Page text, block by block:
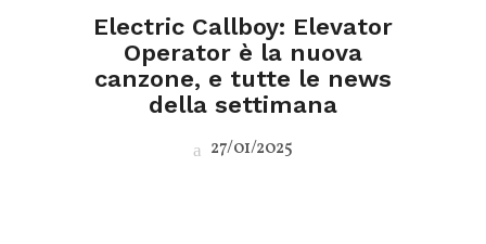
Electric Callboy: Elevator
Operator è la nuova
canzone, e tutte le news
della settimana
27/01/2025